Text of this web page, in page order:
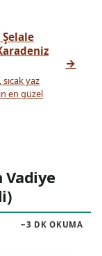
yaz
en güzel
→
Vadiye
~3 DK OKUMA